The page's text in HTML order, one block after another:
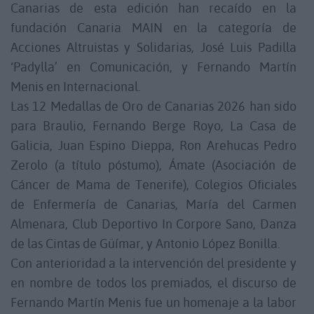
Canarias de esta edición han recaído en la
fundación Canaria MAIN en la categoría de
Acciones Altruistas y Solidarias, José Luis Padilla
‘Padylla’ en Comunicación, y Fernando Martín
Menis en Internacional.
Las 12 Medallas de Oro de Canarias 2026 han sido
para Braulio, Fernando Berge Royo, La Casa de
Galicia, Juan Espino Dieppa, Ron Arehucas Pedro
Zerolo (a título póstumo), Ámate (Asociación de
Cáncer de Mama de Tenerife), Colegios Oficiales
de Enfermería de Canarias, María del Carmen
Almenara, Club Deportivo In Corpore Sano, Danza
de las Cintas de Güímar, y Antonio López Bonilla.
Con anterioridad a la intervención del presidente y
en nombre de todos los premiados, el discurso de
Fernando Martín Menis fue un homenaje a la labor